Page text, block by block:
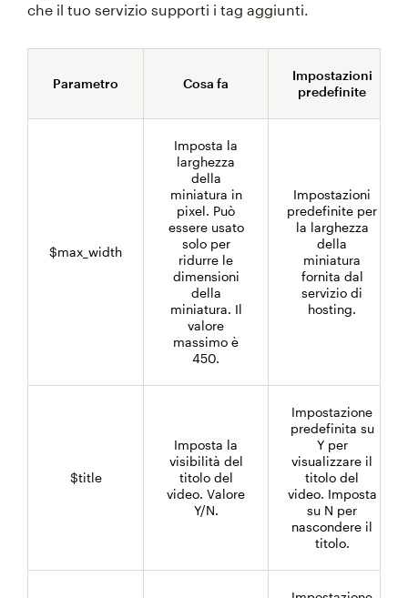
che il tuo servizio supporti i tag aggiunti.
Parametro Cosa fa
Impostazioni
predefinite
$max_width
Imposta la
larghezza
della
miniatura in
pixel. Può
essere usato
solo per
ridurre le
dimensioni
della
miniatura. Il
valore
massimo è
450.
Impostazioni
predefinite per
la larghezza
della
miniatura
fornita dal
servizio di
hosting.
$title
Imposta la
visibilità del
titolo del
video. Valore
Y/N.
Impostazione
predefinita su
Y per
visualizzare il
titolo del
video. Imposta
su N per
nascondere il
titolo.